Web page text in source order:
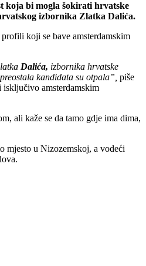
koja bi mogla šokirati hrvatske
izbornika Zlatka Dalića.
koji se bave amsterdamskim
Dalića, izbornika hrvatske
kandidata su otpala”, piše
amsterdamskim
ali kaže se da tamo gdje ima dima,
mjesto u Nizozemskoj, a vodeći